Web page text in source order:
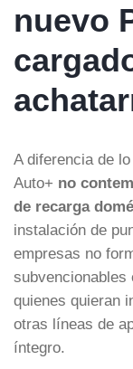
nuevo
A diferencia de
Auto+ no
de recarga
instalación de
empresas no
subvencionables
quienes quieran
otras líneas de
íntegro.